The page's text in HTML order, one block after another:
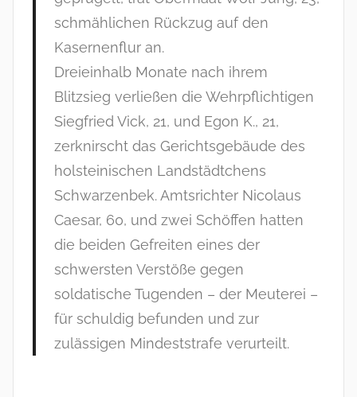
schmählichen Rückzug auf den
Kasernenflur an.
Dreieinhalb Monate nach ihrem
Blitzsieg verließen die Wehrpflichtigen
Siegfried Vick, 21, und Egon K., 21,
zerknirscht das Gerichtsgebäude des
holsteinischen Landstädtchens
Schwarzenbek. Amtsrichter Nicolaus
Caesar, 60, und zwei Schöffen hatten
die beiden Gefreiten eines der
schwersten Verstöße gegen
soldatische Tugenden – der Meuterei –
für schuldig befunden und zur
zulässigen Mindeststrafe verurteilt.